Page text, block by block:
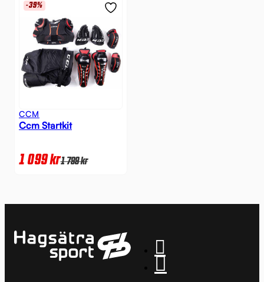
-39%
CCM
Ccm Startkit
1 099kr1 799kr